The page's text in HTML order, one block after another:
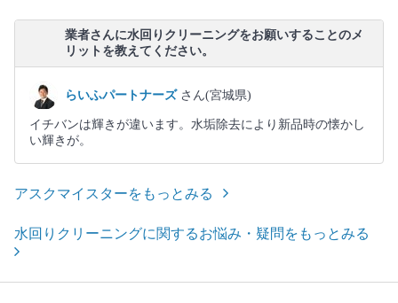
業者さんに水回りクリーニングをお願いすることのメ
リットを教えてください。
らいふパートナーズ さん(宮城県)
イチバンは輝きが違います。水垢除去により新品時の懐かし
い輝きが。
アスクマイスターをもっとみる
水回りクリーニングに関するお悩み・疑問をもっとみる